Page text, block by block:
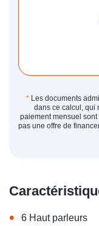
* Les documents
dans ce calcul, qui
paiement mensuel
pas une offre de
• 6 Haut parleurs